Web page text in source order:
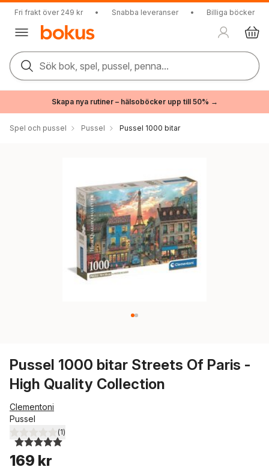
Fri frakt över 249 kr • Snabba leveranser • Billiga böcker
Sök bok, spel, pussel, penna...
Skapa nya rutiner – hälsoböcker upp till 50% →
Spel och pussel Pussel Pussel 1000 bitar
Pussel 1000 bitar Streets Of Paris -
High Quality Collection
Clementoni
Pussel
5,0utav 5 stjärnor. Totalt antal röster:
(1)
169 kr